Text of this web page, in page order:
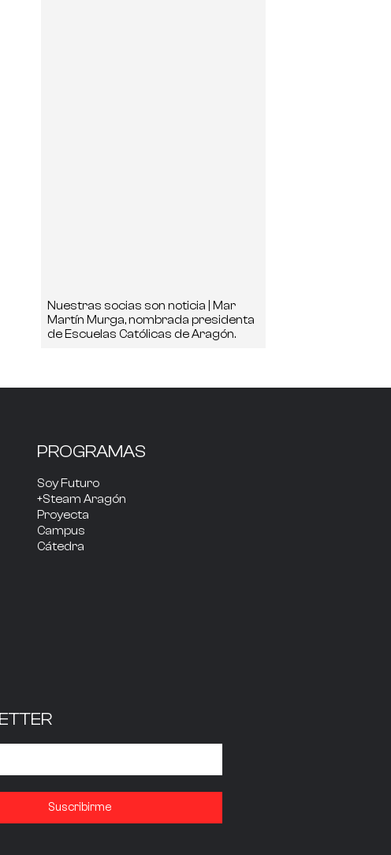
Nuestras socias son noticia | Mar
Martín Murga, nombrada presidenta
de Escuelas Católicas de Aragón.
PROGRAMAS
Soy Futuro
+Steam Aragón
Proyecta
Campus
Cátedra
Suscribirme